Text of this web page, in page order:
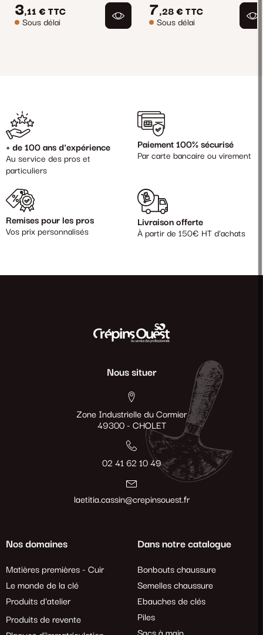
3,11 € TTC
Sous délai
7,28 € TTC
Sous délai
+ de 100 ans d'expérience
Au service des pros et
particuliers
Paiement 100% sécurisé
Par carte bancaire ou virement
Remises pour les pros
Vos prix personnalisés
Livraison offerte
À partir de 150€ HT d'achats
Nous situer
Zone Industrielle du Cormier
49300 - CHOLET
02 41 62 10 49
laetitia.cassin@crepinsouest.fr
Nos domaines
Matières premières - Cuir
Le monde de la clé
Produits d'atelier
Produits de revente
Dans notre catalogue
Bonbouts chaussure
Semelles chaussure
Ebauches de clés
Piles